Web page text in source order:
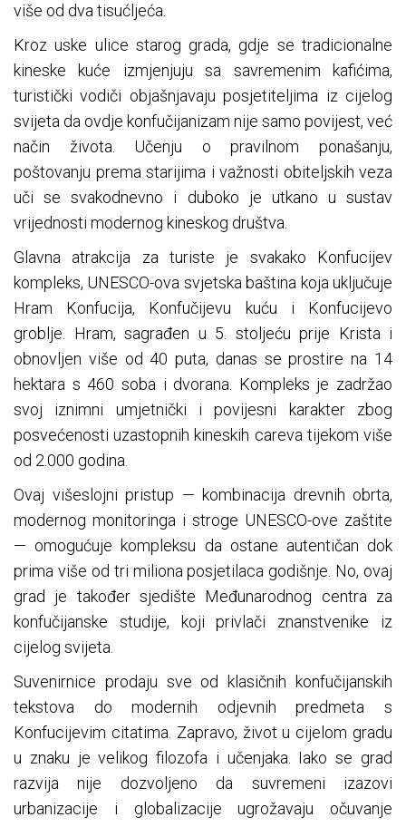
više od dva tisućljeća.
Kroz uske ulice starog grada, gdje se tradicionalne
kineske kuće izmjenjuju sa savremenim kafićima,
turistički vodiči objašnjavaju posjetiteljima iz cijelog
svijeta da ovdje konfučijanizam nije samo povijest, već
način života. Učenju o pravilnom ponašanju,
poštovanju prema starijima i važnosti obiteljskih veza
uči se svakodnevno i duboko je utkano u sustav
vrijednosti modernog kineskog društva.
Glavna atrakcija za turiste je svakako Konfucijev
kompleks, UNESCO-ova svjetska baština koja uključuje
Hram Konfucija, Konfučijevu kuću i Konfucijevo
groblje. Hram, sagrađen u 5. stoljeću prije Krista i
obnovljen više od 40 puta, danas se prostire na 14
hektara s 460 soba i dvorana. Kompleks je zadržao
svoj iznimni umjetnički i povijesni karakter zbog
posvećenosti uzastopnih kineskih careva tijekom više
od 2.000 godina.
Ovaj višeslojni pristup — kombinacija drevnih obrta,
modernog monitoringa i stroge UNESCO-ove zaštite
— omogućuje kompleksu da ostane autentičan dok
prima više od tri miliona posjetilaca godišnje. No, ovaj
grad je također sjedište Međunarodnog centra za
konfučijanske studije, koji privlači znanstvenike iz
cijelog svijeta.
Suvenirnice prodaju sve od klasičnih konfučijanskih
tekstova do modernih odjevnih predmeta s
Konfucijevim citatima. Zapravo, život u cijelom gradu
u znaku je velikog filozofa i učenjaka. Iako se grad
razvija nije dozvoljeno da suvremeni izazovi
urbanizacije i globalizacije ugrožavaju očuvanje